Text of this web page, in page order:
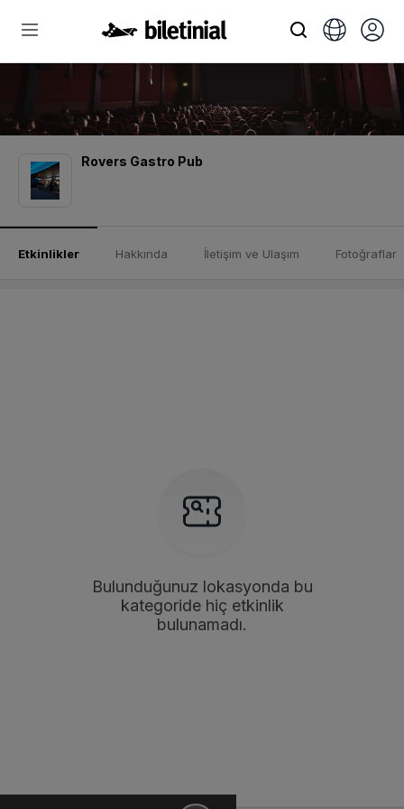
Rovers Gastro Pub
Etkinlikler Hakkında İletişim ve Ulaşım Fotoğraflar
Bulunduğunuz lokasyonda bu
kategoride hiç etkinlik
bulunamadı.